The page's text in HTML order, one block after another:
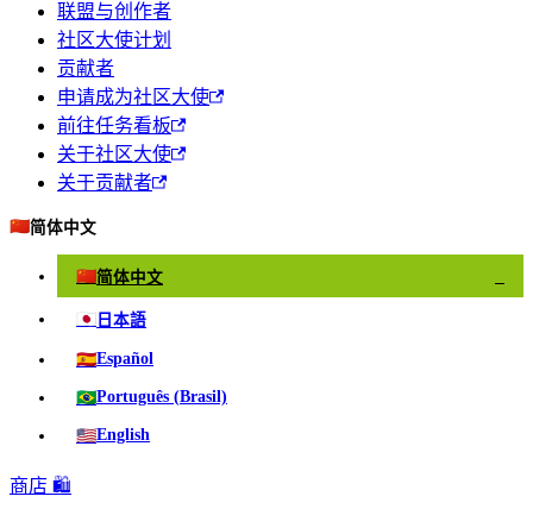
联盟与创作者
社区大使计划
贡献者
申请成为社区大使
前往任务看板
关于社区大使
关于贡献者
🇨🇳简体中文
🇨🇳简体中文
🇯🇵 日本語
🇪🇸Español
🇧🇷Português (Brasil)
🇺🇸English
商店 🛍️